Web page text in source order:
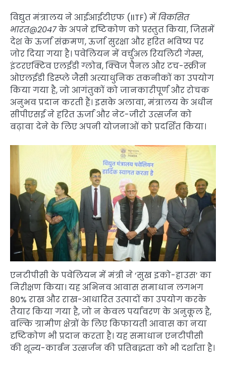
विद्युत मंत्रालय ने आईआईटीएफ (IITF) मेंविकसित
भारत@2047के अपने दृष्टिकोण को प्रस्तुत किया, जिसमें
देश के ऊर्जा संक्रमण, ऊर्जा सुरक्षा और हरित भविष्य पर
जोर दिया गया है। पवेलियन में वर्चुअल रियलिटी गेम्स,
इंटरएक्टिव एलईडी ग्लोब, क्विज पैनल और टच-स्क्रीन
ओएलईडी डिस्प्ले जैसी अत्याधुनिक तकनीकों का उपयोग
किया गया है, जो आगंतुकों को जानकारीपूर्ण और रोचक
अनुभव प्रदान करती हैं। इसके अलावा, मंत्रालय के अधीन
सीपीएसई ने हरित ऊर्जा और नेट-जीरो उत्सर्जन को
बढ़ावा देने के लिए अपनी योजनाओं को प्रदर्शित किया।
एनटीपीसी के पवेलियन में मंत्री ने ‘सुख इको-हाउस’ का
निरीक्षण किया। यह अभिनव आवास समाधान लगभग
80% राख और राख-आधारित उत्पादों का उपयोग करके
तैयार किया गया है, जो न केवल पर्यावरण के अनुकूल है,
बल्कि ग्रामीण क्षेत्रों के लिए किफायती आवास का नया
दृष्टिकोण भी प्रदान करता है। यह समाधान एनटीपीसी
की शून्य-कार्बन उत्सर्जन की प्रतिबद्धता को भी दर्शाता है।